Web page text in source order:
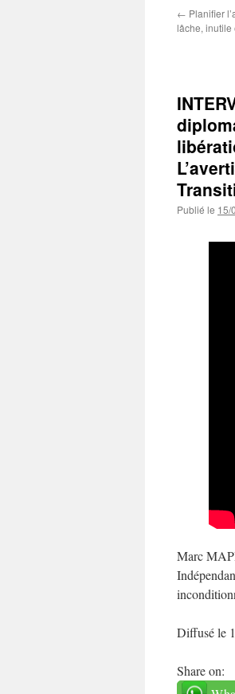
← Planifier
lâche, inutile
Publié le 15/
Marc
Diffusé le
Share on: